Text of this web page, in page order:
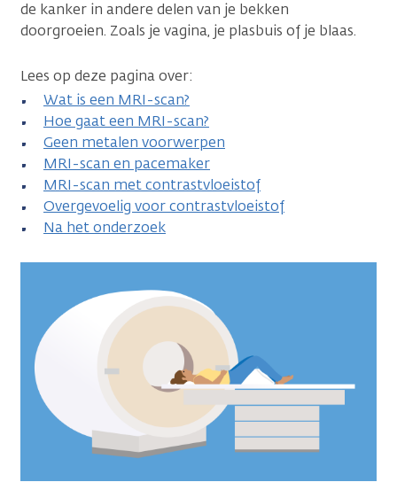
de kanker in andere delen van je bekken
doorgroeien. Zoals je vagina, je plasbuis of je blaas.
Lees op deze pagina over:
Wat is een MRI-scan?
Hoe gaat een MRI-scan?
Geen metalen voorwerpen
MRI-scan en pacemaker
MRI-scan met contrastvloeistof
Overgevoelig voor contrastvloeistof
Na het onderzoek